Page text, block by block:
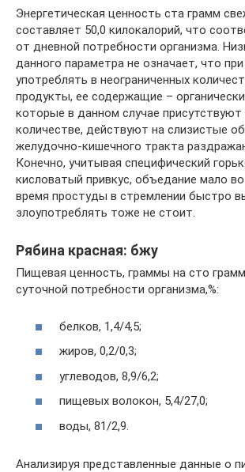
Энергетическая ценность ста грамм
составляет 50,0 килокалорий, что
от дневной потребности организма.
данного параметра не означает, что
употреблять в неограниченных
продукты, ее содержащие –
которые в данном случае
количестве, действуют на слизистые
желудочно-кишечного тракта
Конечно, учитывая специфический
кисловатый привкус, объедание мало
время простуды в стремлении быстро
злоупотреблять тоже не стоит.
Рябина красная: бжу
Пищевая ценность, граммы на сто
суточной потребности организма,%:
белков, 1,4/4,5;
жиров, 0,2/0,3;
углеводов, 8,9/6,2;
пищевых волокон, 5,4/27,0;
воды, 81/2,9.
Анализируя представленные данные о